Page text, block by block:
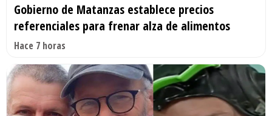
Gobierno de Matanzas establece precios
referenciales para frenar alza de alimentos
Hace 7 horas